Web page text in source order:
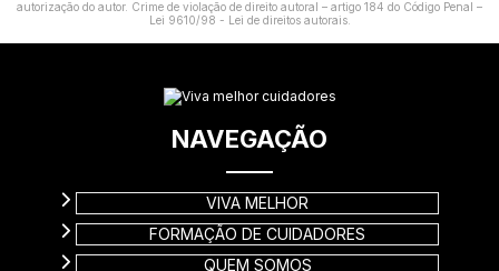
autorização do autor. Crime de violação de direito autoral – artigo 184 do Código Penal –
Lei 9610/98 - Lei de direitos autorais.
NAVEGAÇÃO
VIVA MELHOR
FORMAÇÃO DE CUIDADORES
QUEM SOMOS